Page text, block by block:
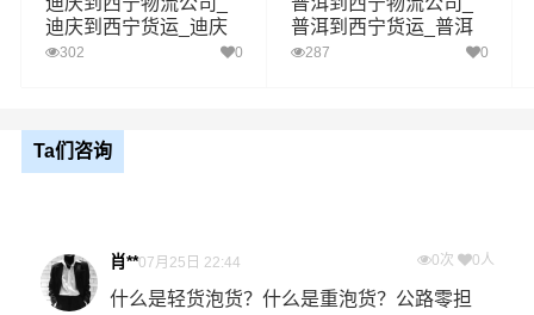
1、以上文山至西宁物流运费仅为站到站报价(不含取货送货
物流费用总报价=文山提货费用+专线运输费用+西宁送货上
门费用。
迪庆到西宁货运_迪庆
至西宁物流专线
302 0
普洱到西宁货运_普洱
至西宁物流专线
287 0
Ta们咨询
肖**07月25日 22:44 0次 0人
什么是轻货泡货？什么是重泡货？公路零担